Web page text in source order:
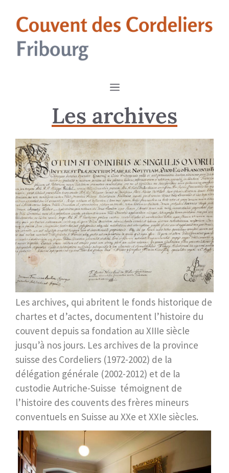
Les archives
Les archives, qui abritent le fonds historique de
chartes et d’actes, documentent l’histoire du
couvent depuis sa fondation au XIIIe siècle
jusqu’à nos jours. Les archives de la province
suisse des Cordeliers (1972-2002) de la
délégation générale (2002-2012) et de la
custodie Autriche-Suisse témoignent de
l’histoire des couvents des frères mineurs
conventuels en Suisse au XXe et XXIe siècles.